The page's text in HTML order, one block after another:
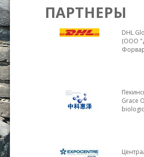
ПАРТНЕРЫ
DHL
(ООО
Grace